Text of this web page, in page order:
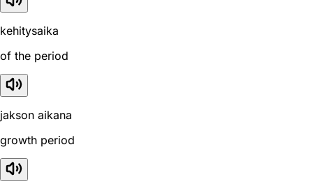
kehitysaika
of the period
jakson aikana
growth period